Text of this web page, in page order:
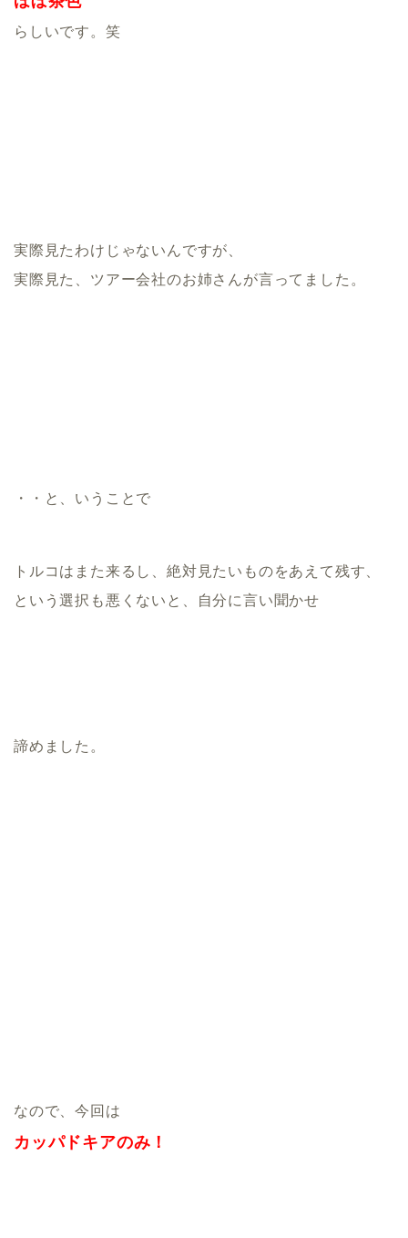
らしいです。笑
実際見たわけじゃないんですが、
実際見た、ツアー会社のお姉さんが言ってました。
・・と、いうことで
トルコはまた来るし、絶対見たいものをあえて残す、
という選択も悪くないと、自分に言い聞かせ
諦めました。
なので、今回は
カッパドキアのみ！